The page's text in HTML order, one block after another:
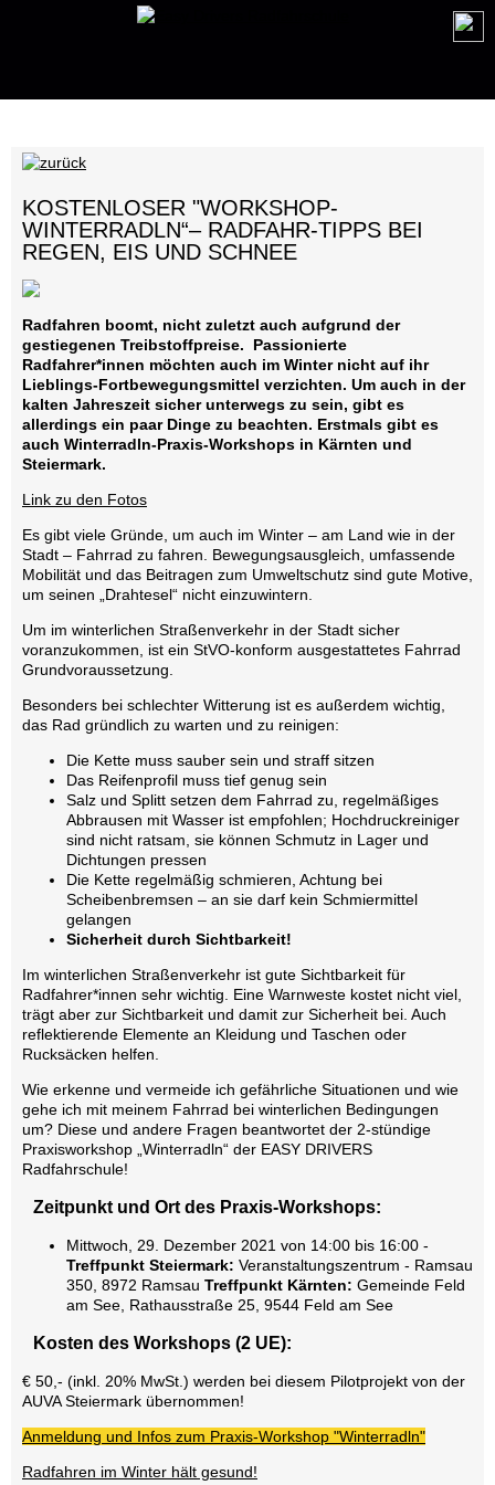
KOSTENLOSER "WORKSHOP-
WINTERRADLN“– RADFAHR-TIPPS BEI
REGEN, EIS UND SCHNEE
Radfahren boomt, nicht zuletzt auch aufgrund der
gestiegenen Treibstoffpreise. Passionierte
Radfahrer*innen möchten auch im Winter nicht auf ihr
Lieblings-Fortbewegungsmittel verzichten. Um auch in der
kalten Jahreszeit sicher unterwegs zu sein, gibt es
allerdings ein paar Dinge zu beachten. Erstmals gibt es
auch Winterradln-Praxis-Workshops in Kärnten und
Steiermark.
Link zu den Fotos
Es gibt viele Gründe, um auch im Winter – am Land wie in der
Stadt – Fahrrad zu fahren. Bewegungsausgleich, umfassende
Mobilität und das Beitragen zum Umweltschutz sind gute Motive,
um seinen „Drahtesel“ nicht einzuwintern.
Um im winterlichen Straßenverkehr in der Stadt sicher
voranzukommen, ist ein StVO-konform ausgestattetes Fahrrad
Grundvoraussetzung.
Besonders bei schlechter Witterung ist es außerdem wichtig,
das Rad gründlich zu warten und zu reinigen:
Die Kette muss sauber sein und straff sitzen
Das Reifenprofil muss tief genug sein
Salz und Splitt setzen dem Fahrrad zu, regelmäßiges
Abbrausen mit Wasser ist empfohlen; Hochdruckreiniger
sind nicht ratsam, sie können Schmutz in Lager und
Dichtungen pressen
Die Kette regelmäßig schmieren, Achtung bei
Scheibenbremsen – an sie darf kein Schmiermittel
gelangen
Sicherheit durch Sichtbarkeit!
Im winterlichen Straßenverkehr ist gute Sichtbarkeit für
Radfahrer*innen sehr wichtig. Eine Warnweste kostet nicht viel,
trägt aber zur Sichtbarkeit und damit zur Sicherheit bei. Auch
reflektierende Elemente an Kleidung und Taschen oder
Rucksäcken helfen.
Wie erkenne und vermeide ich gefährliche Situationen und wie
gehe ich mit meinem Fahrrad bei winterlichen Bedingungen
um? Diese und andere Fragen beantwortet der 2-stündige
Praxisworkshop „Winterradln“ der EASY DRIVERS
Radfahrschule!
Zeitpunkt und Ort des Praxis-Workshops:
Mittwoch, 29. Dezember 2021 von 14:00 bis 16:00 -
Treffpunkt Steiermark: Veranstaltungszentrum - Ramsau
350, 8972 Ramsau Treffpunkt Kärnten: Gemeinde Feld
am See, Rathausstraße 25, 9544 Feld am See
Kosten des Workshops (2 UE):
€ 50,- (inkl. 20% MwSt.) werden bei diesem Pilotprojekt von der
AUVA Steiermark übernommen!
Anmeldung und Infos zum Praxis-Workshop "Winterradln"
Radfahren im Winter hält gesund!